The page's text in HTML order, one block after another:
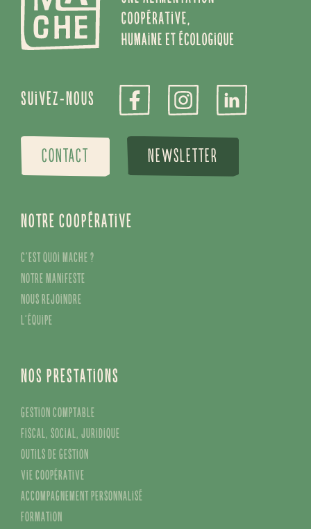
Suivez-nous
CONTACT NEWSLETTER
Notre coopérative
C’est quoi Mache ?
Notre manifeste
Nous rejoindre
L’équipe
Nos prestations
Gestion comptable
Fiscal, social, juridique
Outils de gestion
Vie coopérative
Accompagnement personnalisé
Formation